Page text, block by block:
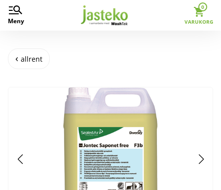
Meny
0
VARUKORG
allrent